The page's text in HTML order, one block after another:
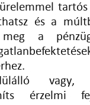
és a
meg a
vagy,
érzelmi